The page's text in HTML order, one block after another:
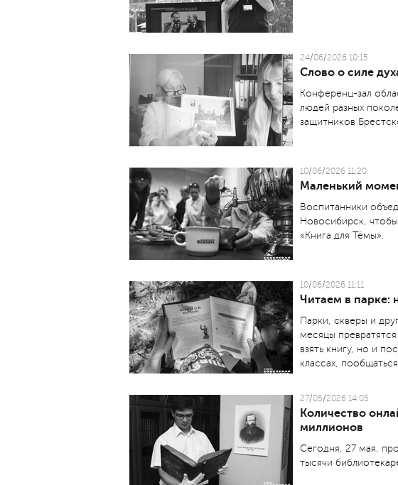
24/06/2026 10:15
Слово о силе
Конференц-зал
людей разных
защитников
10/06/2026 11:20
Маленький
Воспитанники
Новосибирск,
«Книга для Тёмы».
10/06/2026 11:11
Читаем в парке:
Парки, скверы и
месяцы
взять книгу, но и
классах,
27/05/2026 14:05
Количество
миллионов
Сегодня, 27 мая,
тысячи